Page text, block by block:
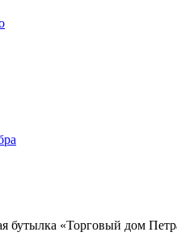
бутылка «Торговый дом